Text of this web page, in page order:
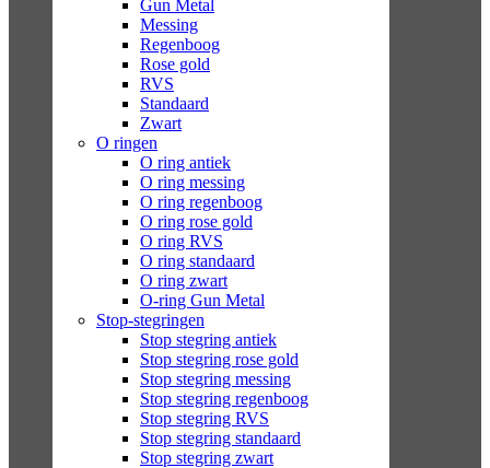
Gun Metal
Messing
Regenboog
Rose gold
RVS
Standaard
Zwart
O ringen
O ring antiek
O ring messing
O ring regenboog
O ring rose gold
O ring RVS
O ring standaard
O ring zwart
O-ring Gun Metal
Stop-stegringen
Stop stegring antiek
Stop stegring rose gold
Stop stegring messing
Stop stegring regenboog
Stop stegring RVS
Stop stegring standaard
Stop stegring zwart